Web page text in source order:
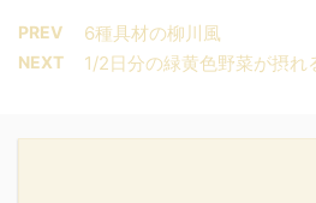
に具材入りソースと水
100mlを入れ、沸騰した
野菜ミックスを入れ、弱
ミ
ス
ですね。体が温まります
よーにと選んだおてがる
PREV 6種具材の柳川風
NEXT 1/2日分の緑黄色野菜が摂れ